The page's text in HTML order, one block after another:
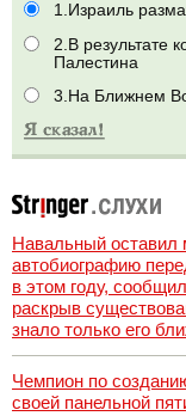
1.Израиль
2.В результате
Палестина
3.На Ближнем
Навальный
автобиографию
в этом году,
раскрыв
знало только его
Чемпион по
своей панельной